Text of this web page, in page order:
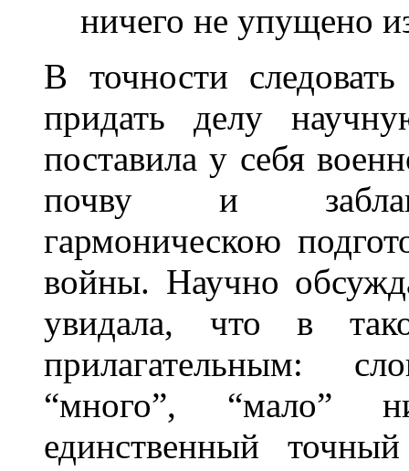
ничего не упущено
В точности
придать делу
поставила у себя
почву и
гармоническою
войны. Научно
увидала, что в
прилагательным:
“много”, “мало”
единственный